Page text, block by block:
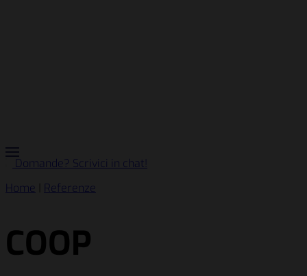
Domande? Scrivici in chat!
Home
Referenze
COOP